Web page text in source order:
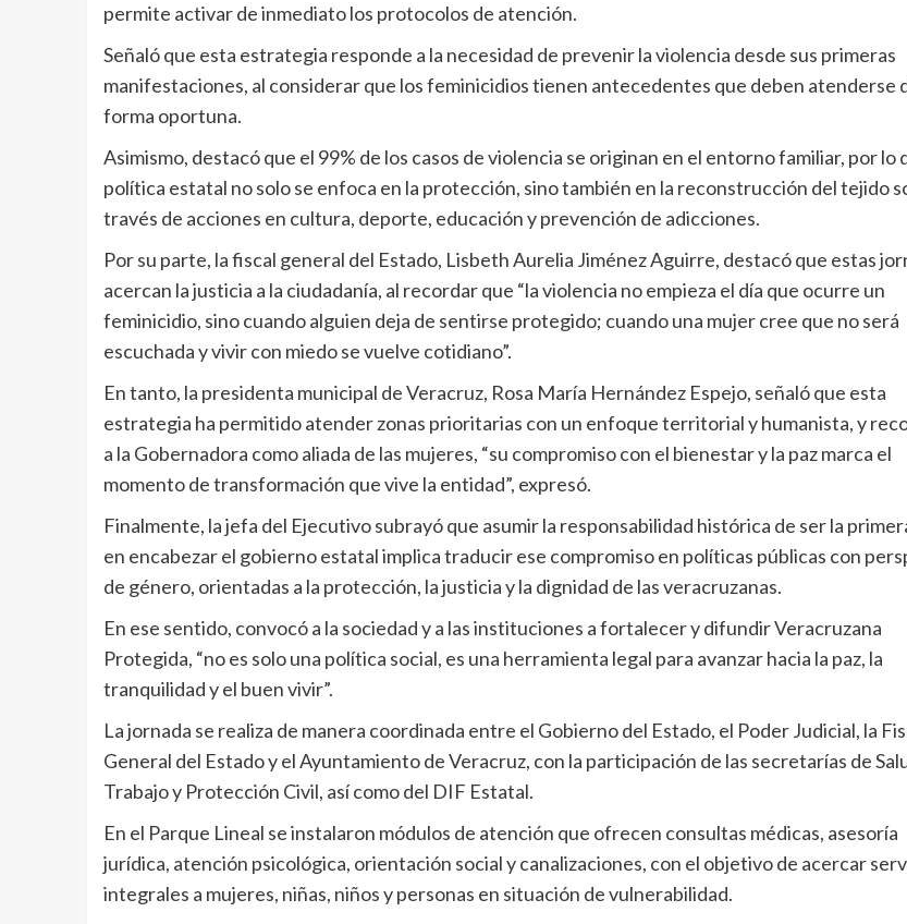
permite activar de inmediato los protocolos de atención.
Señaló que esta estrategia responde a la necesidad de prevenir la violencia desde sus primeras
manifestaciones, al considerar que los feminicidios tienen antecedentes que deben atenderse
forma oportuna.
Asimismo, destacó que el 99% de los casos de violencia se originan en el entorno familiar, por lo
política estatal no solo se enfoca en la protección, sino también en la reconstrucción del tejido
través de acciones en cultura, deporte, educación y prevención de adicciones.
Por su parte, la fiscal general del Estado, Lisbeth Aurelia Jiménez Aguirre, destacó que estas
acercan la justicia a la ciudadanía, al recordar que “la violencia no empieza el día que ocurre un
feminicidio, sino cuando alguien deja de sentirse protegido; cuando una mujer cree que no será
escuchada y vivir con miedo se vuelve cotidiano”.
En tanto, la presidenta municipal de Veracruz, Rosa María Hernández Espejo, señaló que esta
estrategia ha permitido atender zonas prioritarias con un enfoque territorial y humanista, y
a la Gobernadora como aliada de las mujeres, “su compromiso con el bienestar y la paz marca el
momento de transformación que vive la entidad”, expresó.
Finalmente, la jefa del Ejecutivo subrayó que asumir la responsabilidad histórica de ser la
en encabezar el gobierno estatal implica traducir ese compromiso en políticas públicas con
de género, orientadas a la protección, la justicia y la dignidad de las veracruzanas.
En ese sentido, convocó a la sociedad y a las instituciones a fortalecer y difundir Veracruzana
Protegida, “no es solo una política social, es una herramienta legal para avanzar hacia la paz, la
tranquilidad y el buen vivir”.
La jornada se realiza de manera coordinada entre el Gobierno del Estado, el Poder Judicial, la
General del Estado y el Ayuntamiento de Veracruz, con la participación de las secretarías de
Trabajo y Protección Civil, así como del DIF Estatal.
En el Parque Lineal se instalaron módulos de atención que ofrecen consultas médicas, asesoría
jurídica, atención psicológica, orientación social y canalizaciones, con el objetivo de acercar
integrales a mujeres, niñas, niños y personas en situación de vulnerabilidad.